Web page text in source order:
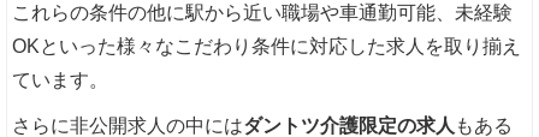
これらの条件の他に駅から近い職場や車通勤可能、未経験
OKといった様々なこだわり条件に対応した求人を取り揃え
ています。
さらに非公開求人の中にはダントツ介護限定の求人 もある